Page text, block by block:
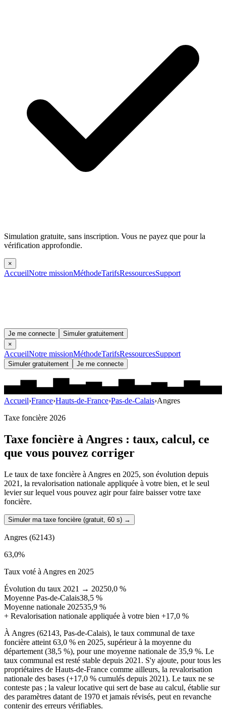
Simulation gratuite, sans inscription. Vous ne payez que pour la
vérification approfondie.
×
AccueilNotre missionMéthodeTarifsRessourcesSupport
Je me connecte
Simuler gratuitement
×
AccueilNotre missionMéthodeTarifsRessourcesSupport
Simuler gratuitement Je me connecte
Accueil›France›Hauts-de-France›Pas-de-Calais›Angres
Taxe foncière 2026
Taxe foncière àAngres : taux, calcul, ce
que vous pouvez corriger
Le taux de taxe foncière à Angres en 2025, son évolution depuis
2021, la revalorisation nationale appliquée à votre bien, et le seul
levier sur lequel vous pouvez agir pour faire baisser votre taxe
foncière.
Simuler ma taxe foncière (gratuit, 60 s) →
Angres (62143)
63,0%
Taux voté à Angres en 2025
Évolution du taux 2021 → 20250,0 %
Moyenne Pas-de-Calais38,5 %
Moyenne nationale 202535,9 %
+ Revalorisation nationale appliquée à votre bien +17,0 %
À Angres (62143, Pas-de-Calais), le taux communal de taxe
foncière atteint 63,0 % en 2025, supérieur à la moyenne du
département (38,5 %), pour une moyenne nationale de 35,9 %. Le
taux communal est resté stable depuis 2021. S'y ajoute, pour tous les
propriétaires de Hauts-de-France comme ailleurs, la revalorisation
nationale des bases (+17,0 % cumulés depuis 2021). Le taux ne se
conteste pas ; la valeur locative qui sert de base au calcul, établie sur
des paramètres datant de 1970 et jamais révisés, peut en revanche
contenir des erreurs vérifiables.